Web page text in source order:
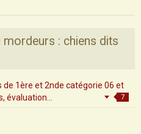
: chiens dits
de 1ère et 2nde catégorie 06 et
évaluation...
7